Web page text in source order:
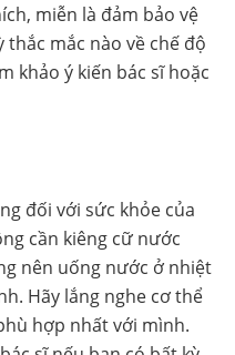
miễn là đảm bảo vệ
thắc mắc nào về chế độ
khảo ý kiến bác sĩ hoặc
đối với sức khỏe của
cần kiêng cữ nước
nên uống nước ở nhiệt
Hãy lắng nghe cơ thể
hợp nhất với mình.